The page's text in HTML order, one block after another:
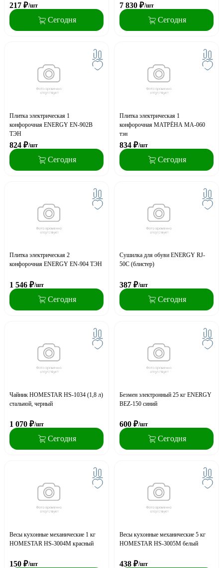
217 ₽/шт
Сегодня
7 830 ₽/шт
Сегодня
Плитка электрическая 1
конфорочная ENERGY EN-902B
ТЭН
824 ₽/шт
Сегодня
Плитка электрическая 1
конфорочная МАТРЁНА МА-060
тэн
834 ₽/шт
Сегодня
Плитка электрическая 2
конфорочная ENERGY EN-904 ТЭН
1 546 ₽/шт
Сегодня
Сушилка для обуви ENERGY RJ-
50C (блистер)
387 ₽/шт
Сегодня
Чайник HOMESTAR HS-1034 (1,8 л)
стальной, черный
1 070 ₽/шт
Сегодня
Безмен электронный 25 кг ENERGY
BEZ-150 синий
600 ₽/шт
Сегодня
Весы кухонные механические 1 кг
HOMESTAR HS-3004М красный
150 ₽/шт
Весы кухонные механические 5 кг
HOMESTAR HS-3005М белый
438 ₽/шт